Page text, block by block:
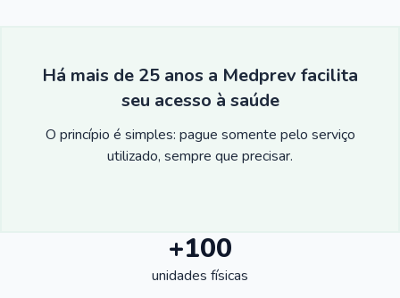
Há mais de 25 anos a Medprev facilita
seu acesso à saúde
O princípio é simples: pague somente pelo serviço
utilizado, sempre que precisar.
+100
unidades físicas